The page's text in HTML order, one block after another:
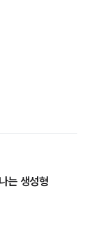
는 생성형